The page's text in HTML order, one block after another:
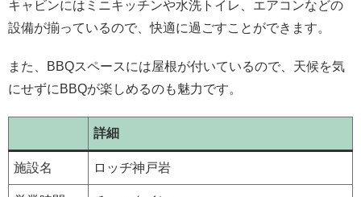
キャビンにはミニキッチンや水洗トイレ、エアコンなどの
設備が揃っているので、快適に過ごすことができます。
また、BBQスペースには屋根が付いているので、天候を気
にせずにBBQが楽しめるのも魅力です。
詳細
施設名 ロッヂ神戸岩